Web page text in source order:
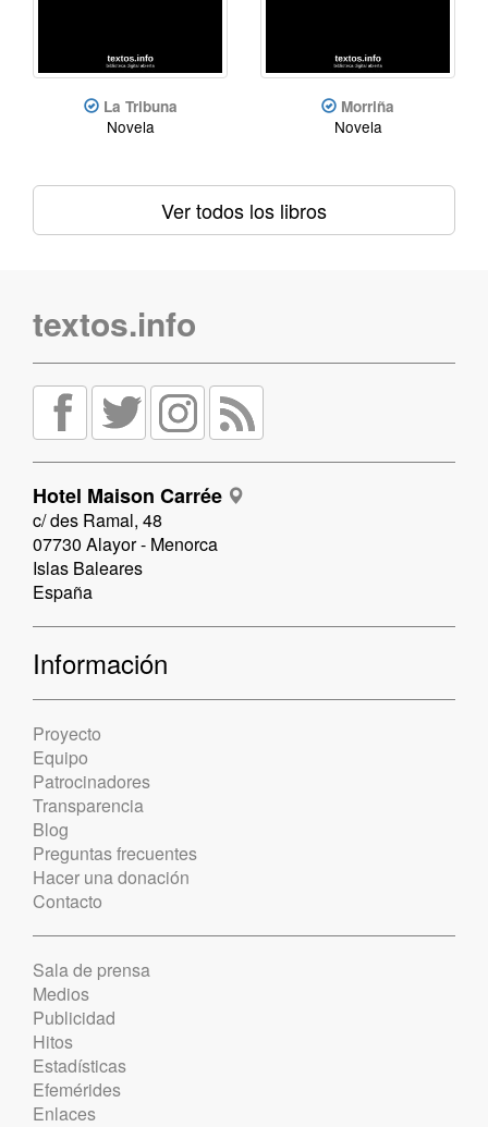
La Tribuna
Novela
Morriña
Novela
Ver todos los libros
textos.info
Hotel Maison Carrée
c/ des Ramal, 48
07730 Alayor - Menorca
Islas Baleares
España
Información
Proyecto
Equipo
Patrocinadores
Transparencia
Blog
Preguntas frecuentes
Hacer una donación
Contacto
Sala de prensa
Medios
Publicidad
Hitos
Estadísticas
Efemérides
Enlaces